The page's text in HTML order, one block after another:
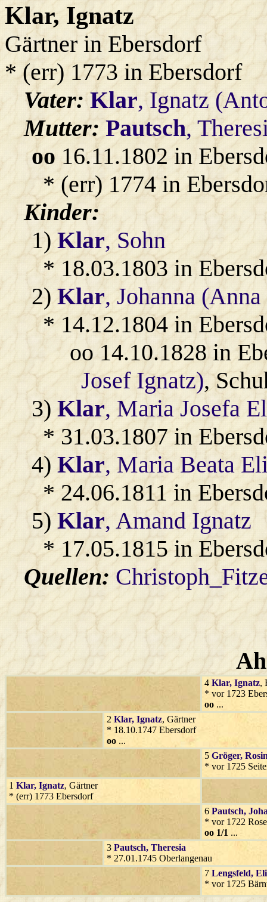
Klar, Ignatz
Gärtner in Ebersdorf
* (err) 1773 in Ebersdorf
Vater:Klar, Ignatz
Mutter: Pautsch,
oo 16.11.1802 in
* (err) 1774 in
Kinder:
1)Klar, Sohn
* 18.03.1803 in
2)Klar, Johanna
* 14.12.1804 in
oo 14.10.1828 in
Josef Ignatz),
3)Klar, Maria Josefa
* 31.03.1807 in
4)Klar, Maria Beata
* 24.06.1811 in
5)Klar, Amand Ignatz
* 17.05.1815 in
Quellen:
4 Klar, Ignatz,
* vor 1723
oo ...
2 Klar, Ignatz, Gärtner
* 18.10.1747 Ebersdorf
oo ...
5 Gröger,
* vor 1725
1 Klar, Ignatz, Gärtner
* (err) 1773 Ebersdorf
6 Pautsch,
* vor 1722
oo 1/1 ...
3 Pautsch, Theresia
* 27.01.1745 Oberlangenau
7 Lengsfeld,
* vor 1725